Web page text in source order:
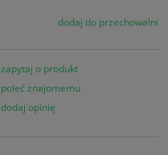
dodaj do przechowalni
zapytaj o produkt
poleć znajomemu
dodaj opinię